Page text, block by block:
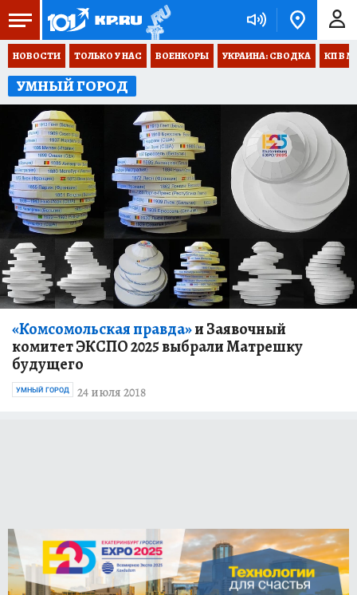
НОВОСТИ ТОЛЬКО У НАС ВОЕНКОРЫ УКРАИНА: СВОДКА КП В
УМНЫЙ ГОРОД
«Комсомольская правда»и Заявочный
комитет ЭКСПО 2025 выбрали Матрешку
будущего
24 июля 2018
УМНЫЙ ГОРОД